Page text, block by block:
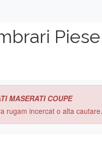
MASERATI COUPE
rugam incercat o alta cautare.